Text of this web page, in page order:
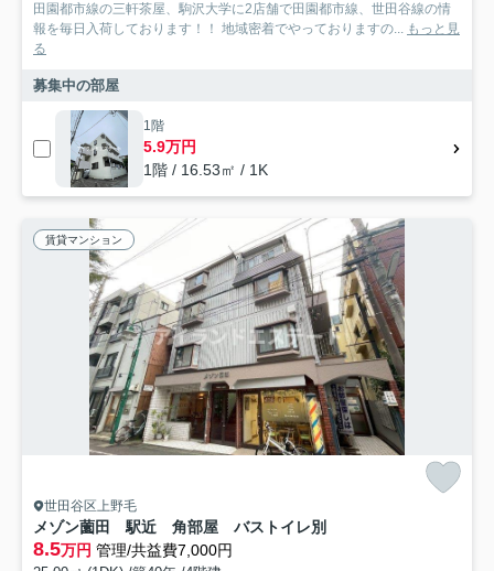
田園都市線の三軒茶屋、駒沢大学に2店舗で田園都市線、世田谷線の情
報を毎日入荷しております！！ 地域密着でやっておりますの... もっと見
る
募集中の部屋
1階
5.9万円
1階 / 16.53㎡ / 1K
賃貸マンション
世田谷区上野毛
メゾン薗田 駅近 角部屋 バストイレ別
8.5万円 管理/共益費7,000円